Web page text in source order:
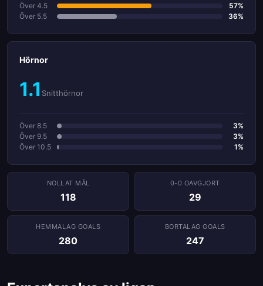
Över 4.5
57%
Över 5.5
36%
Hörnor
1.1 Snitthörnor
Över 8.5
3%
Över 9.5
3%
Över 10.5
1%
NOLLAT ​​MÅL
118
0-0 OAVGJORT
29
HEMMALAG GOALS
280
BORTALAG GOALS
247